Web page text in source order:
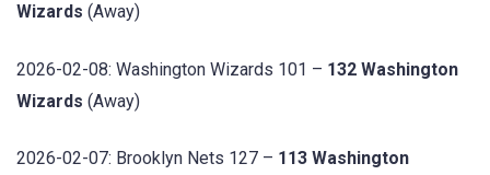
Wizards (Away)
2026-02-08: Washington Wizards 101 – 132 Washington
Wizards (Away)
2026-02-07: Brooklyn Nets 127 – 113 Washington